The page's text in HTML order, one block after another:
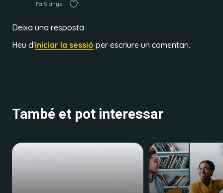
Fa 5 anys
Deixa una resposta
Heu d'iniciar la sessió per escriure un comentari.
També et pot interessar